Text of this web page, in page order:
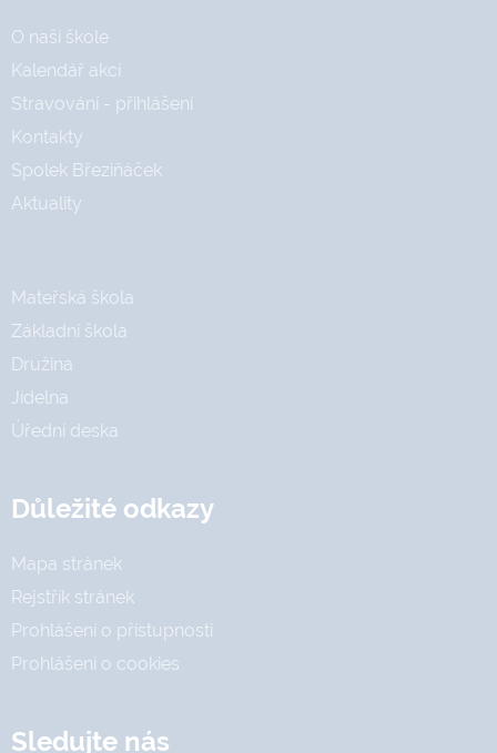
O naší škole
Kalendář akcí
Stravování - přihlášení
Kontakty
Spolek Březiňáček
Aktuality
Mateřská škola
Základní škola
Družina
Jídelna
Úřední deska
Důležité odkazy
Mapa stránek
Rejstřík stránek
Prohlášení o přístupnosti
Prohlášení o cookies
Sledujte nás